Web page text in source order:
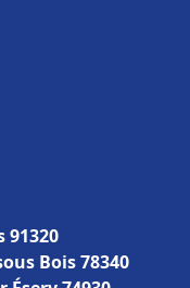
91320
Bois 78340